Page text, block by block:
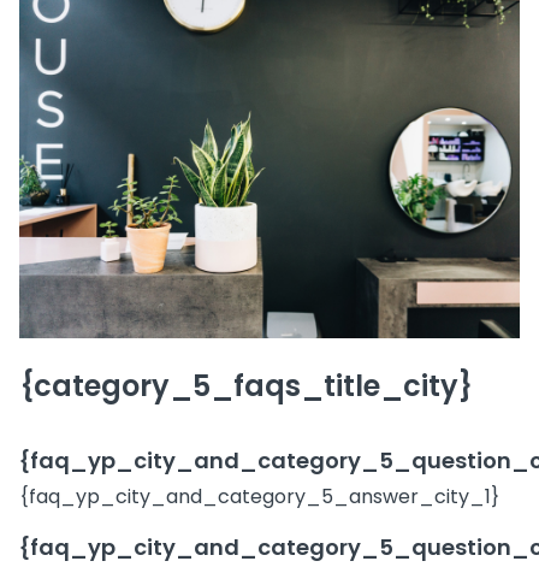
{category_5_faqs_title_city}
{faq_yp_city_and_category_5_answer_city_1}